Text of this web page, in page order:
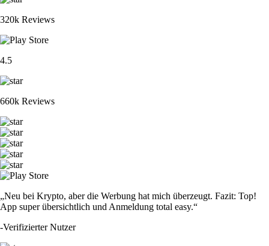
320k Reviews
4.5
660k Reviews
„Neu bei Krypto, aber die Werbung hat mich überzeugt. Fazit: Top!
App super übersichtlich und Anmeldung total easy.“
-Verifizierter Nutzer